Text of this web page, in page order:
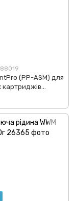
(PP-ASM) для
картриджів